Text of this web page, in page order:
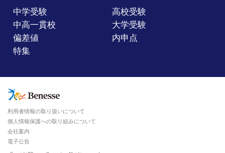
中学受験
高校受験
中高一貫校
大学受験
偏差値
内申点
特集
利用者情報の取り扱いについて
個人情報保護への取り組みについて
会社案内
電子公告